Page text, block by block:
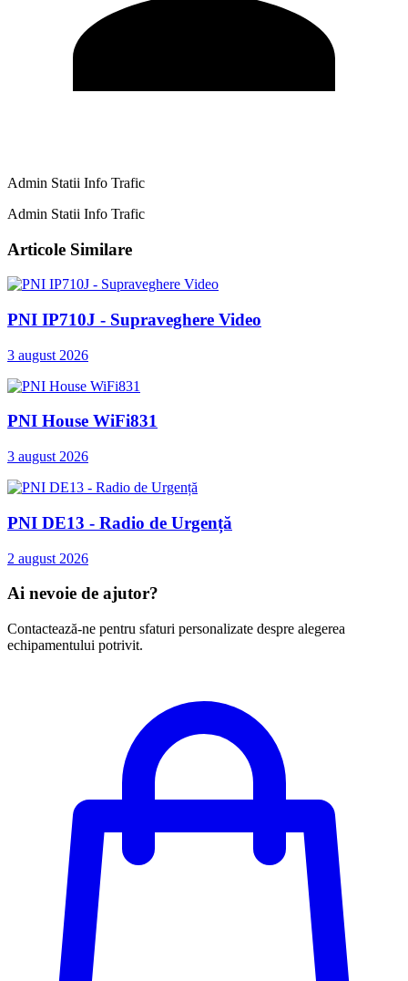
Admin Statii Info Trafic
Admin Statii Info Trafic
Articole Similare
PNI IP710J - Supraveghere Video
3 august 2026
PNI House WiFi831
3 august 2026
PNI DE13 - Radio de Urgență
2 august 2026
Ai nevoie de ajutor?
Contactează-ne pentru sfaturi personalizate despre alegerea
echipamentului potrivit.